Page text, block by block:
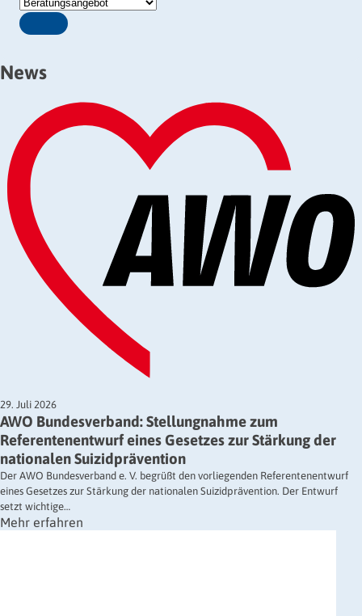
News
29. Juli 2026
AWO Bundesverband: Stellungnahme zum
Referentenentwurf eines Gesetzes zur Stärkung der
nationalen Suizidprävention
Der AWO Bundesverband e. V. begrüßt den vorliegenden Referentenentwurf
eines Gesetzes zur Stärkung der nationalen Suizidprävention. Der Entwurf
setzt wichtige…
Mehr erfahren